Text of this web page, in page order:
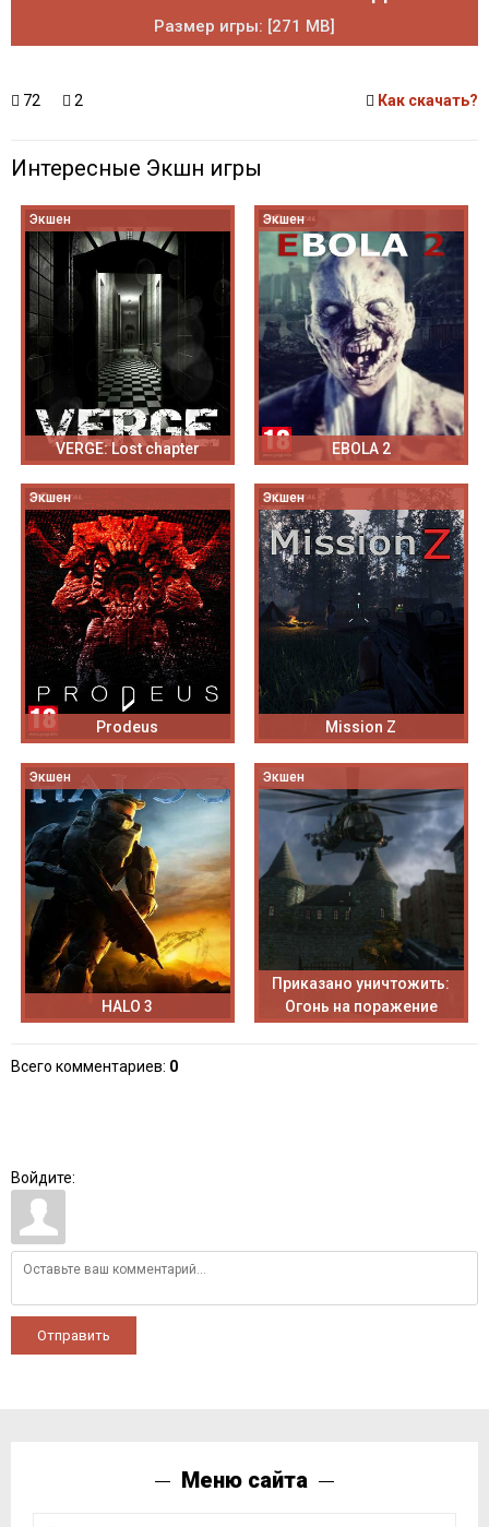
Размер игры: [271 MB]
72 2 Как скачать?
Интересные Экшн игры
Экшен
VERGE: Lost chapter
Экшен
EBOLA 2
Экшен
Prodeus
Экшен
Mission Z
Экшен
HALO 3
Экшен
Приказано уничтожить:
Огонь на поражение
Всего комментариев: 0
Войдите:
Отправить
Меню сайта